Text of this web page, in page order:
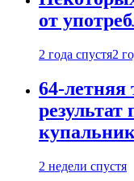
от
2 года спустя2
64-летняя
результат
2 недели спустя